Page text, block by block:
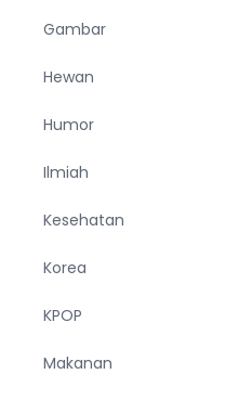
Gambar
Hewan
Humor
Ilmiah
Kesehatan
Korea
KPOP
Makanan